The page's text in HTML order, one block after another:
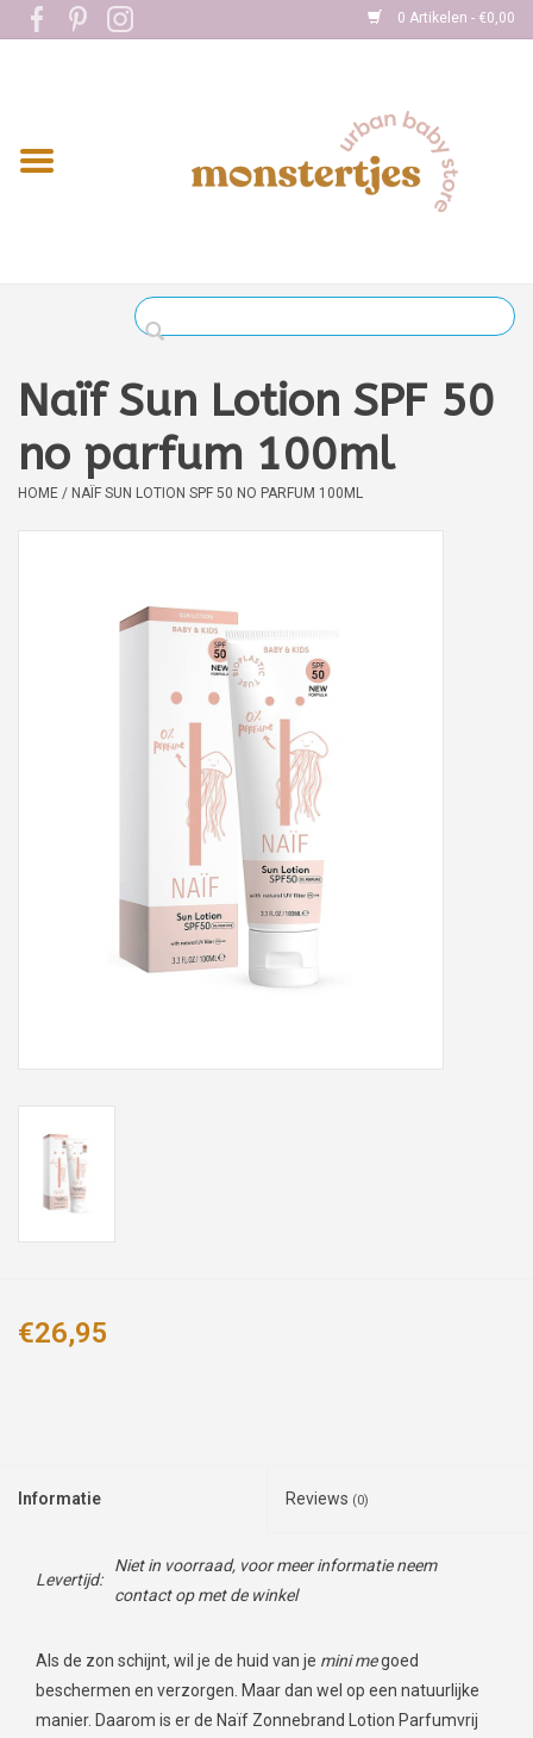
0 Artikelen - €0,00
Home
Kleding
Boekjes
Naïf Sun Lotion SPF 50
no parfum 100ml
HOME / NAÏF SUN LOTION SPF 50 NO PARFUM 100ML
€26,95
Informatie Reviews (0)
Levertijd:
Niet in voorraad, voor meer informatie neem
contact op met de winkel
Als de zon schijnt, wil je de huid van je mini megoed
beschermen en verzorgen. Maar dan wel op een natuurlijke
manier. Daarom is er de Naïf Zonnebrand Lotion Parfumvrij